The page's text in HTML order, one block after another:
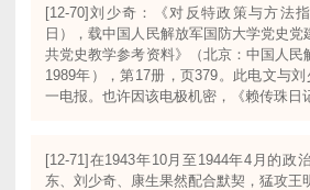
[12-70]刘少奇：《对反特政策与方法
日），载中国人民解放军国防大学党史党
共党史教学参考资料》（北京：中国人民
1989年），第17册，页379。此电文与
一电报。也许因该电极机密，《赖传珠日
[12-71]在1943年10月至1944年4月的政
东、刘少奇、康生果然配合默契，猛攻王